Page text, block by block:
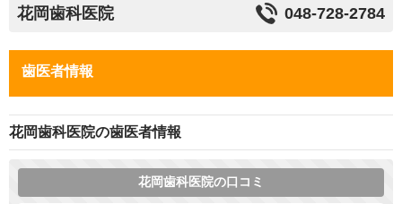
花岡歯科医院 048-728-2784
歯医者情報
花岡歯科医院の歯医者情報
花岡歯科医院の口コミ